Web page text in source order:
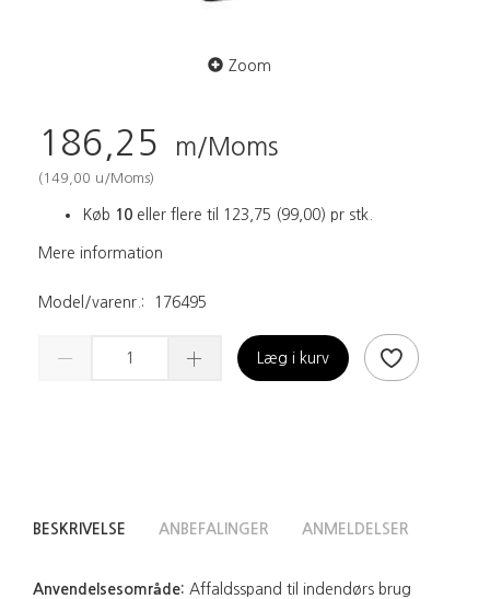
Zoom
186,25 m/Moms
(149,00 u/Moms)
Køb 10 eller flere til 123,75 (99,00) pr stk.
Mere information
Model/varenr.: 176495
Læg i kurv
BESKRIVELSE ANBEFALINGER ANMELDELSER
Anvendelsesområde: Affaldsspand til indendørs brug